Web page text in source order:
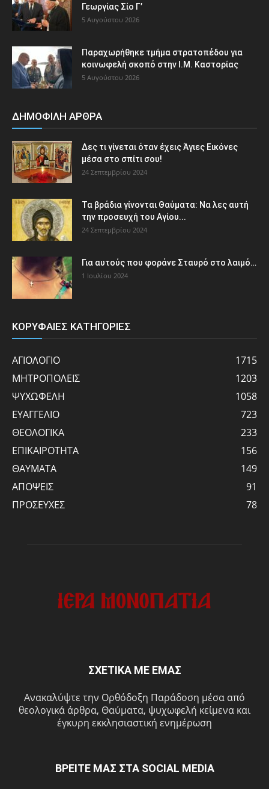
Γεωργίας Σίο Γ’
5 Αυγούστου 2026
Παραχωρήθηκε τμήμα στρατοπέδου για
κοινωφελή σκοπό στην Ι.Μ. Καστορίας
5 Αυγούστου 2026
ΔΗΜΟΦΙΛΗ ΑΡΘΡΑ
Δες τι γίνεται όταν έχεις Άγιες Εικόνες
μέσα στο σπίτι σου!
24 Σεπτεμβρίου 2024
Τα βράδια γίνονται Θαύματα: Να λες αυτή
την προσευχή του Αγίου...
24 Σεπτεμβρίου 2024
Για αυτούς που φοράνε Σταυρό στο λαιμό…
1 Ιουλίου 2024
ΚΟΡΥΦΑΙΕΣ ΚΑΤΗΓΟΡΙΕΣ
ΑΓΙΟΛΟΓΙΟ
1715
ΜΗΤΡΟΠΟΛΕΙΣ
1203
ΨΥΧΩΦΕΛΗ
1058
ΕΥΑΓΓΕΛΙΟ
723
ΘΕΟΛΟΓΙΚΑ
233
ΕΠΙΚΑΙΡΟΤΗΤΑ
156
ΘΑΥΜΑΤΑ
149
ΑΠΟΨΕΙΣ
91
ΠΡΟΣΕΥΧΕΣ
78
ΣΧΕΤΙΚΑ ΜΕ ΕΜΑΣ
Ανακαλύψτε την Ορθόδοξη Παράδοση μέσα από
θεολογικά άρθρα, Θαύματα, ψυχωφελή κείμενα και
έγκυρη εκκλησιαστική ενημέρωση
ΒΡΕΙΤΕ ΜΑΣ ΣΤΑ SOCIAL MEDIA